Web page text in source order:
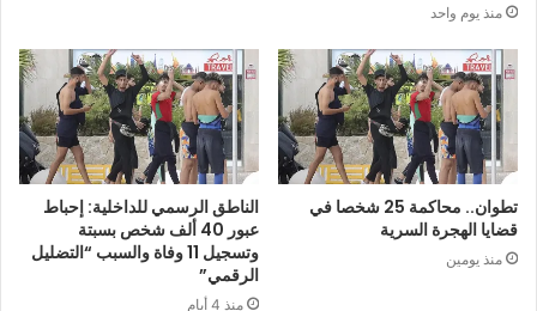
منذ يوم واحد
تطوان.. محاكمة 25 شخصا في
قضايا الهجرة السرية
منذ يومين
الناطق الرسمي للداخلية: إحباط
عبور 40 ألف شخص بسبتة
وتسجيل 11 وفاة والسبب “التضليل
الرقمي”
منذ 4 أيام